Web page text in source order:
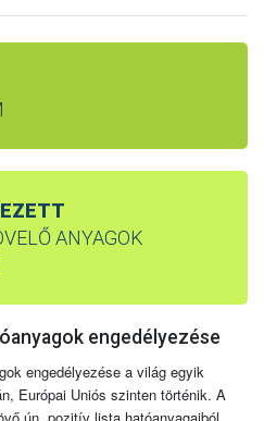
ANYAGOK
engedélyezése
engedélyezése a világ egyik
Európai Uniós szinten történik. A